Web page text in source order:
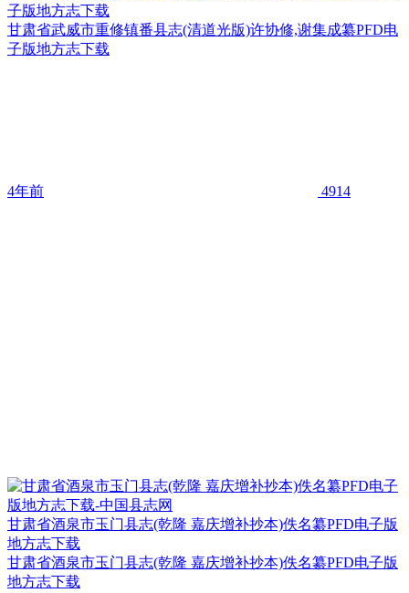
子版地方志下载
甘肃省武威市重修镇番县志(清道光版)许协修,谢集成纂PFD电
子版地方志下载
4年前 4914
甘肃省酒泉市玉门县志(乾隆 嘉庆增补抄本)佚名纂PFD电子版
地方志下载
甘肃省酒泉市玉门县志(乾隆 嘉庆增补抄本)佚名纂PFD电子版
地方志下载